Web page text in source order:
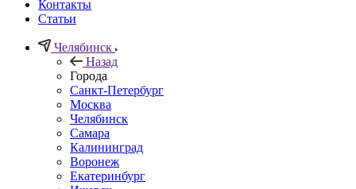
Контакты
Статьи
Челябинск
Назад
Города
Санкт-Петербург
Москва
Челябинск
Самара
Калининград
Воронеж
Екатеринбург